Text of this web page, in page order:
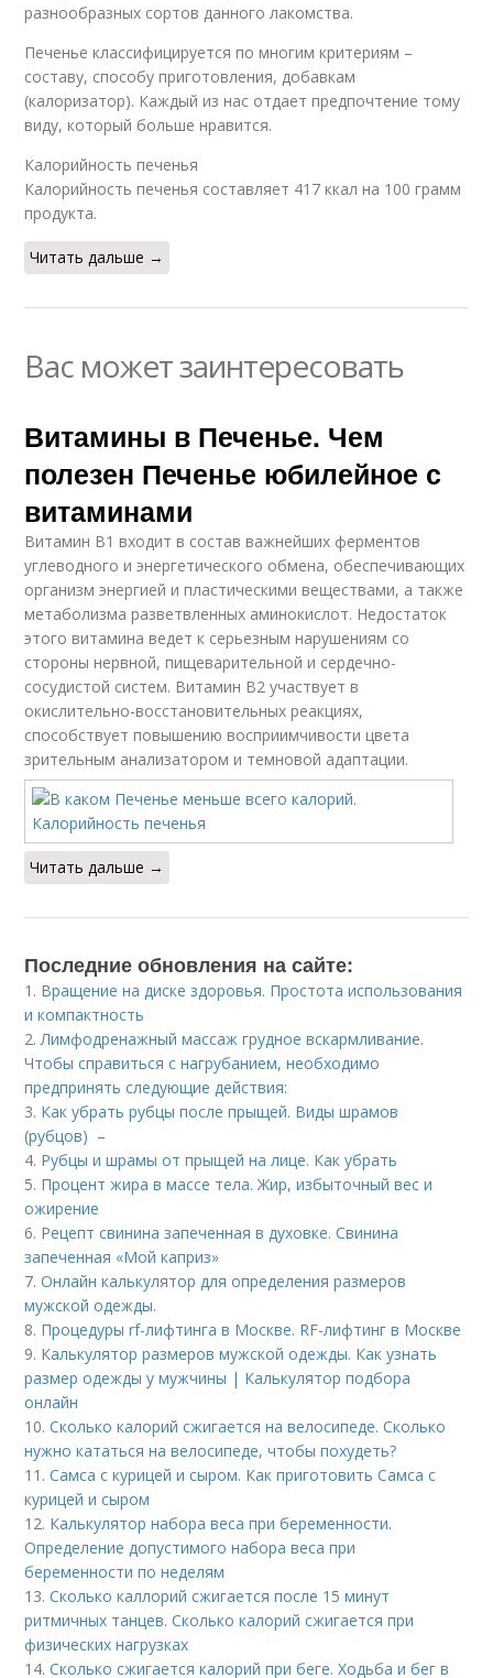
разнообразных сортов данного лакомства.
Печенье классифицируется по многим критериям –
составу, способу приготовления, добавкам
(калоризатор). Каждый из нас отдает предпочтение тому
виду, который больше нравится.
Калорийность печенья
Калорийность печенья составляет 417 ккал на 100 грамм
продукта.
Читать дальше →
Вас может заинтересовать
Витамины в Печенье. Чем
полезен Печенье юбилейное с
витаминами
Витамин В1 входит в состав важнейших ферментов
углеводного и энергетического обмена, обеспечивающих
организм энергией и пластическими веществами, а также
метаболизма разветвленных аминокислот. Недостаток
этого витамина ведет к серьезным нарушениям со
стороны нервной, пищеварительной и сердечно-
сосудистой систем. Витамин В2 участвует в
окислительно-восстановительных реакциях,
способствует повышению восприимчивости цвета
зрительным анализатором и темновой адаптации.
Читать дальше →
Последние обновления на сайте:
1. Вращение на диске здоровья. Простота использования
и компактность
2.Лимфодренажный массаж грудное вскармливание.
Чтобы справиться с нагрубанием, необходимо
предпринять следующие действия:
3. Как убрать рубцы после прыщей. Виды шрамов
(рубцов) –
4. Рубцы и шрамы от прыщей на лице. Как убрать
5. Процент жира в массе тела. Жир, избыточный вес и
ожирение
6. Рецепт свинина запеченная в духовке. Свинина
запеченная «Мой каприз»
7.Онлайн калькулятор для определения размеров
мужской одежды.
8. Процедуры rf-лифтинга в Москве. RF-лифтинг в Москве
9. Калькулятор размеров мужской одежды. Как узнать
размер одежды у мужчины | Калькулятор подбора
онлайн
10.Сколько калорий сжигается на велосипеде. Сколько
нужно кататься на велосипеде, чтобы похудеть?
11.Самса с курицей и сыром. Как приготовить Самса с
курицей и сыром
12. Калькулятор набора веса при беременности.
Определение допустимого набора веса при
беременности по неделям
13.Сколько каллорий сжигается после 15 минут
ритмичных танцев. Сколько калорий сжигается при
физических нагрузках
14.Сколько сжигается калорий при беге. Ходьба и бег в